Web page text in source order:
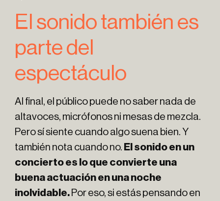
El sonido también es
parte del
espectáculo
Al final, el público puede no saber nada de
altavoces, micrófonos ni mesas de mezcla.
Pero sí siente cuando algo suena bien. Y
también nota cuando no. El sonido en un
conciertoes lo que convierte una
buena actuación en una noche
inolvidable. Por eso, si estás pensando en